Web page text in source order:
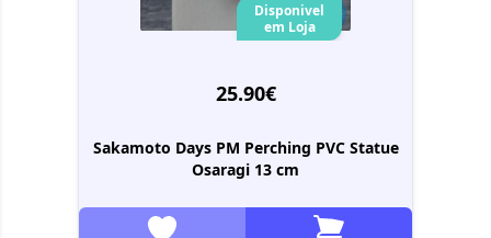
Disponivel
em Loja
25.90€
Sakamoto Days PM Perching PVC Statue
Osaragi 13 cm